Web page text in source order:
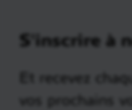
S'inscrire à
Et recevez
vos prochains